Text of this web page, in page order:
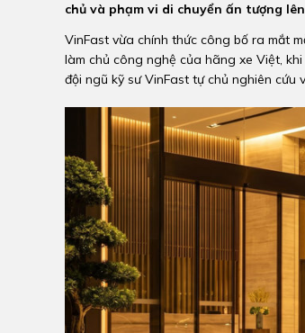
chủ và phạm vi di chuyển ấn tượng
VinFast vừa chính thức công bố ra mắt
làm chủ công nghệ của hãng xe Việt,
đội ngũ kỹ sư VinFast tự chủ nghiên cứu